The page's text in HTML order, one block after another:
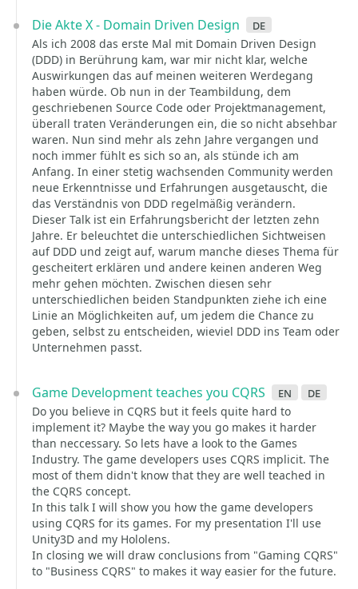
Die Akte X - Domain Driven Design de
Als ich 2008 das erste Mal mit Domain Driven Design
(DDD) in Berührung kam, war mir nicht klar, welche
Auswirkungen das auf meinen weiteren Werdegang
haben würde. Ob nun in der Teambildung, dem
geschriebenen Source Code oder Projektmanagement,
überall traten Veränderungen ein, die so nicht absehbar
waren. Nun sind mehr als zehn Jahre vergangen und
noch immer fühlt es sich so an, als stünde ich am
Anfang. In einer stetig wachsenden Community werden
neue Erkenntnisse und Erfahrungen ausgetauscht, die
das Verständnis von DDD regelmäßig verändern.
Dieser Talk ist ein Erfahrungsbericht der letzten zehn
Jahre. Er beleuchtet die unterschiedlichen Sichtweisen
auf DDD und zeigt auf, warum manche dieses Thema für
gescheitert erklären und andere keinen anderen Weg
mehr gehen möchten. Zwischen diesen sehr
unterschiedlichen beiden Standpunkten ziehe ich eine
Linie an Möglichkeiten auf, um jedem die Chance zu
geben, selbst zu entscheiden, wieviel DDD ins Team oder
Unternehmen passt.
Game Development teaches you CQRS en de
Do you believe in CQRS but it feels quite hard to
implement it? Maybe the way you go makes it harder
than neccessary. So lets have a look to the Games
Industry. The game developers uses CQRS implicit. The
most of them didn't know that they are well teached in
the CQRS concept.
In this talk I will show you how the game developers
using CQRS for its games. For my presentation I'll use
Unity3D and my Hololens.
In closing we will draw conclusions from "Gaming CQRS"
to "Business CQRS" to makes it way easier for the future.